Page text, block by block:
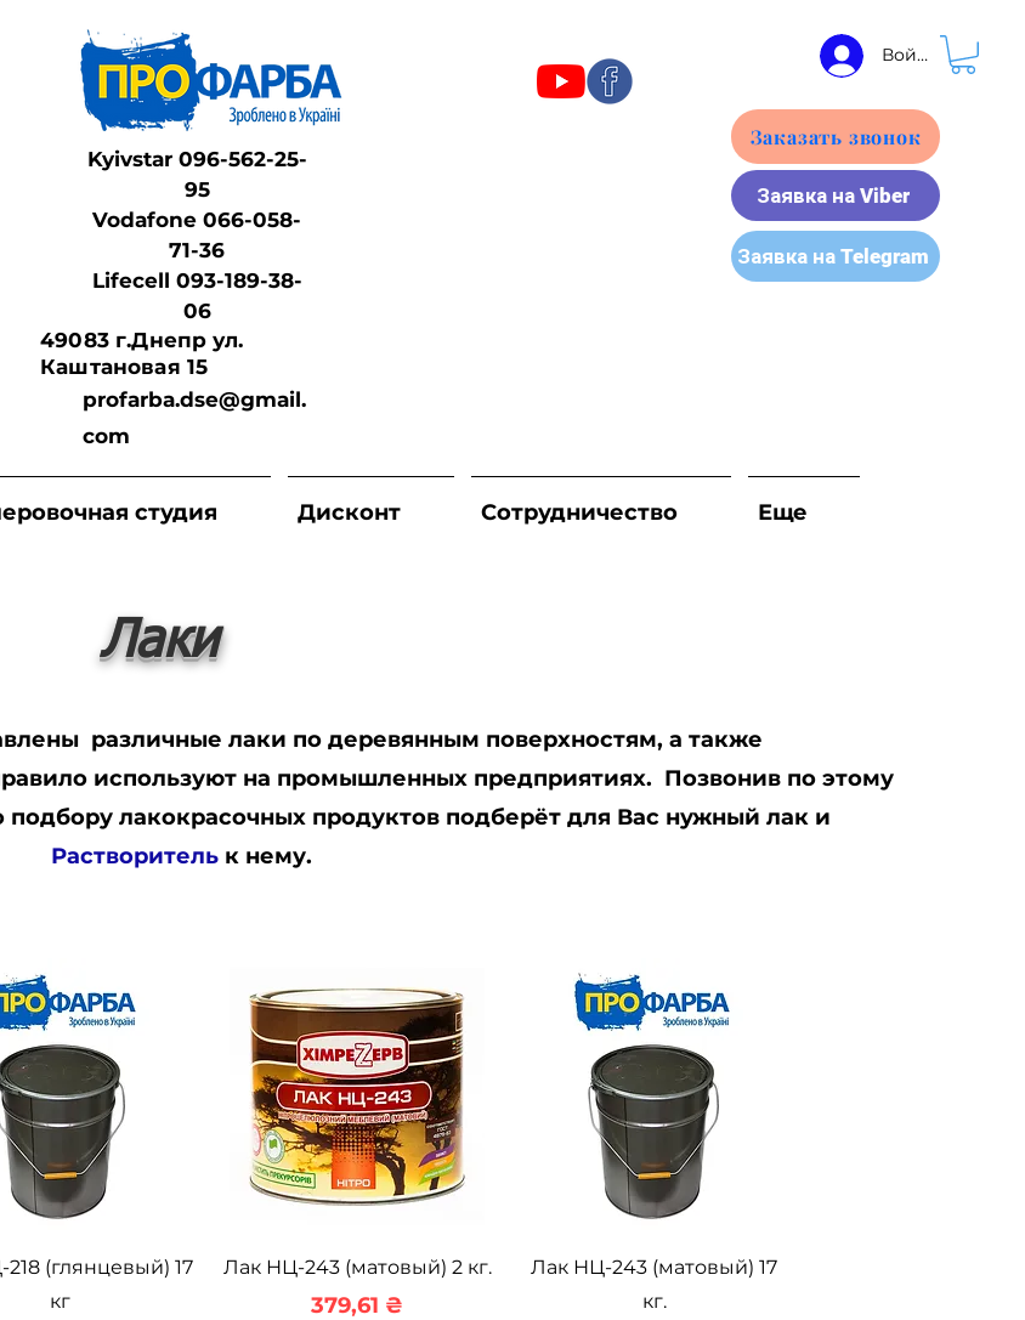
Заявка на Telegram
Заявка на Viber
Заказать звонок
Kyivstar 096-562-25-
95
Vodafone 066-058-
71-36
Lifeсell 093-189-38-
06
49083 г.Днепр ул.
Каштановая 15
profarba.dse@gmail.
com
студия Дисконт Сотрудничество Еще
Войти
Лаки
различные лаки по деревянным поверхностям, а также
используют на промышленных предприятиях. Позвонив по этому
лакокрасочных продуктов подберёт для Вас нужный лак и
Растворитель к нему.
просмотр
(глянцевый) 17
кг
Быстрый просмотр
Лак НЦ-243 (матовый) 2 кг.
Цена
379,61 ₴
Быстрый просмотр
Лак НЦ-243 (матовый) 17
кг.